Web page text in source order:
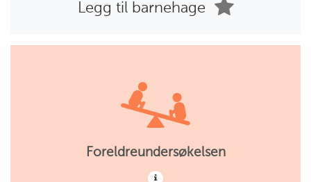
Legg til barnehage
Foreldreundersøkelsen